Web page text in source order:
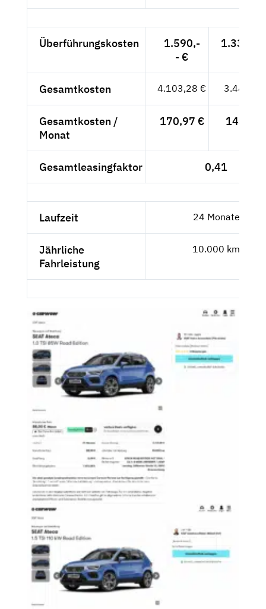
Überführungskosten
1.590,-
- €
Gesamtkosten 4.103,28 € 3.448,13
Gesamtkosten /
Monat
170,97 € 143,67
Gesamtleasingfaktor 0,41
Laufzeit 24 Monate
Jährliche
Fahrleistung
10.000 km